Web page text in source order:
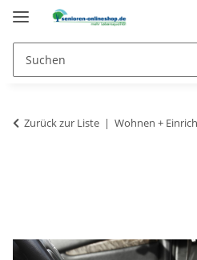
Zurück zur Liste Wohnen +